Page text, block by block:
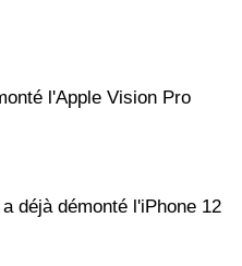
l'Apple Vision Pro
déjà démonté l'iPhone 12